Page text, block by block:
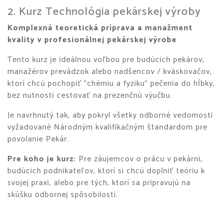
2. Kurz Technológia pekárskej výroby
Komplexná teoretická príprava a manažment
kvality v profesionálnej pekárskej výrobe
Tento kurz je ideálnou voľbou pre budúcich pekárov,
manažérov prevádzok alebo nadšencov / kváskovačov,
ktorí chcú pochopiť "chémiu a fyziku" pečenia do hĺbky,
bez nutnosti cestovať na prezenčnú výučbu.
Je navrhnutý tak, aby pokryl všetky odborné vedomosti
vyžadované Národným kvalifikačným štandardom pre
povolanie Pekár.
Pre koho je kurz: Pre záujemcov o prácu v pekárni,
budúcich podnikateľov, ktorí si chcú doplniť teóriu k
svojej praxi, alebo pre tých, ktorí sa pripravujú na
skúšku odbornej spôsobilosti.